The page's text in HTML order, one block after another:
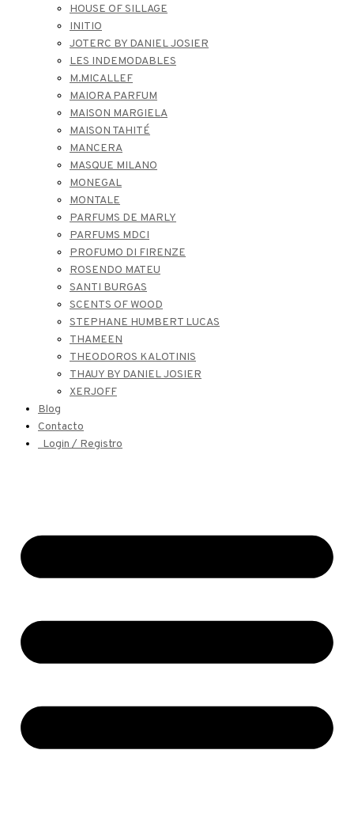
HOUSE OF SILLAGE
INITIO
JOTERC BY DANIEL JOSIER
LES INDEMODABLES
M.MICALLEF
MAIORA PARFUM
MAISON MARGIELA
MAISON TAHITÉ
MANCERA
MASQUE MILANO
MONEGAL
MONTALE
PARFUMS DE MARLY
PARFUMS MDCI
PROFUMO DI FIRENZE
ROSENDO MATEU
SANTI BURGAS
SCENTS OF WOOD
STEPHANE HUMBERT LUCAS
THAMEEN
THEODOROS KALOTINIS
THAUY BY DANIEL JOSIER
XERJOFF
Blog
Contacto
Login / Registro